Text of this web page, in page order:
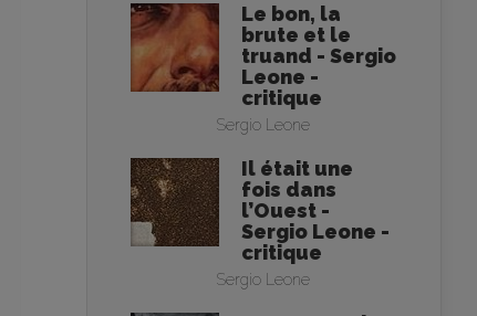
Le bon, la
brute et le
truand - Sergio
Leone -
critique
Sergio Leone
Il était une
fois dans
l’Ouest -
Sergio Leone -
critique
Sergio Leone